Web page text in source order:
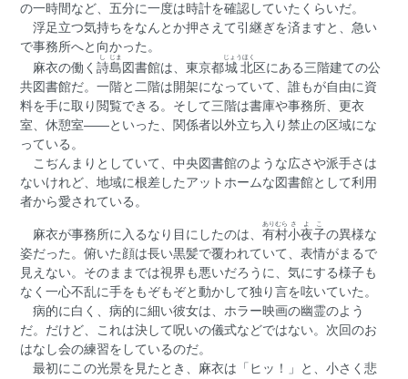
の一時間など、五分に一度は時計を確認していたくらいだ。
浮足立つ気持ちをなんとか押さえて引継ぎを済ますと、急い
で事務所へと向かった。
麻衣の働く 詩
し
島
じま
図書館は、東京都城北
じょうほく
区にある三階建ての公
共図書館だ。一階と二階は開架になっていて、誰もが自由に資
料を手に取り閲覧できる。そして三階は書庫や事務所、更衣
室、休憩室――といった、関係者以外立ち入り禁止の区域にな
っている。
こぢんまりとしていて、中央図書館のような広さや派手さは
ないけれど、地域に根差したアットホームな図書館として利用
者から愛されている。
麻衣が事務所に入るなり目にしたのは、 有村
ありむら
小夜子
さよこ
の異様な
姿だった。俯いた顔は長い黒髪で覆われていて、表情がまるで
見えない。そのままでは視界も悪いだろうに、気にする様子も
なく一心不乱に手をもぞもぞと動かして独り言を呟いていた。
病的に白く、病的に細い彼女は、ホラー映画の幽霊のよう
だ。だけど、これは決して呪いの儀式などではない。次回のお
はなし会の練習をしているのだ。
最初にこの光景を見たとき、麻衣は「ヒッ！」と、小さく悲